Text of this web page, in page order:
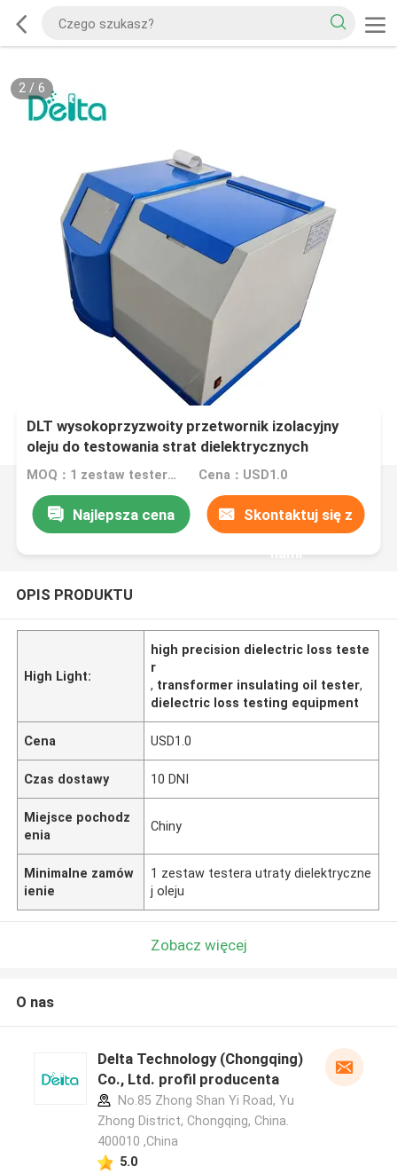
2/ 6
DLT wysokoprzyzwoity przetwornik izolacyjny
oleju do testowania strat dielektrycznych
MOQ：1 zestaw testera utraty dielektrycznej oleju Cena：USD1.0
Najlepsza cena Skontaktuj się z
nami
OPIS PRODUKTU
High Light:
high precision dielectric loss teste
r
, transformer insulating oil tester,
dielectric loss testing equipment
Cena USD1.0
Czas dostawy 10 DNI
Miejsce pochodz
enia
Chiny
Minimalne zamów
ienie
1 zestaw testera utraty dielektryczne
j oleju
Zobacz więcej
O nas
Delta Technology (Chongqing)
Co., Ltd. profil producenta
No.85 Zhong Shan Yi Road, Yu
Zhong District, Chongqing, China.
400010 ,China
5.0